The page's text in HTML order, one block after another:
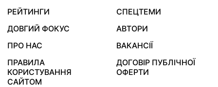
РЕЙТИНГИ
СПЕЦТЕМИ
ДОВГИЙ ФОКУС
АВТОРИ
ПРО НАС
ВАКАНСІЇ
ПРАВИЛА
КОРИСТУВАННЯ
САЙТОМ
ДОГОВІР ПУБЛІЧНОЇ
ОФЕРТИ